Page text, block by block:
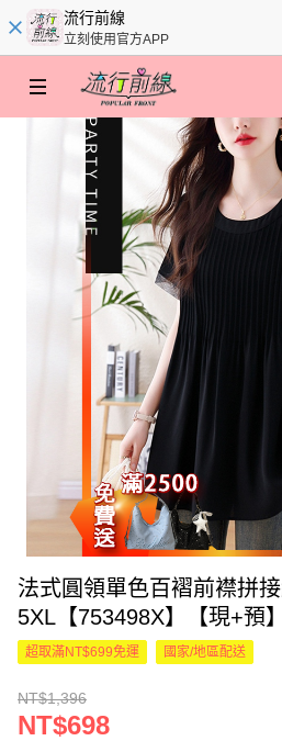
流行前線
立刻使用官方APP
法式圓領單色百褶前襟拼
5XL【753498X】【現+
超取滿NT$699免運 國家/地區配送
NT$1,396
NT$698